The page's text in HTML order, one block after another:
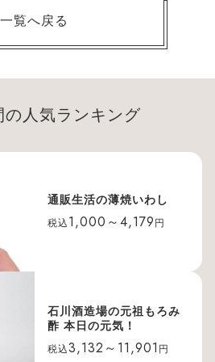
一覧へ戻る
の人気ランキング
通販生活の薄焼いわし
税込 1,000～4,179 円
石川酒造場の元祖もろみ
酢 本日の元気！
税込3,132～11,901 円